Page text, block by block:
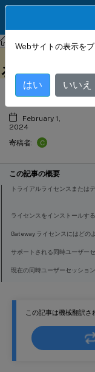
NetScaler Gateway
この記事は機械翻訳さ
NetScaler
るよくある質
February 1,
2024
寄稿者:
C
この記事の概要
トライアルライセンスまたは
ライセンスをインストールす
Gateway ライセンスにはどの
サポートされる同時ユーザー
現在の同時ユーザーセッショ
ができますか?
既存の Gateway ライセンス
Webサイトの表示を
はい いいえ